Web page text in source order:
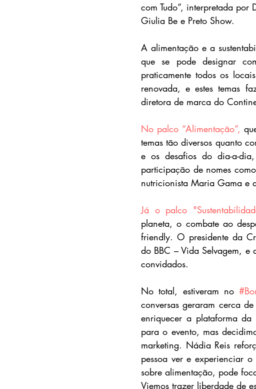
com Tudo”, interpretada
Giulia Be e Preto Show.
A alimentação e a
que se pode designar
praticamente todos os
renovada, e estes temas
diretora de marca do
No palco “Alimentação”,
temas tão diversos quanto
e os desafios do dia-a-
participação de nomes
nutricionista Maria Gama e
Já o palco
planeta, o combate ao
friendly. O presidente da
do BBC – Vida Selvagem,
convidados.
No total, estiveram no
conversas geraram cerca
enriquecer a plataforma
para o evento, mas
marketing. Nádia Reis
pessoa ver e experienciar
sobre alimentação, pode
Viemos trazer liberdade de